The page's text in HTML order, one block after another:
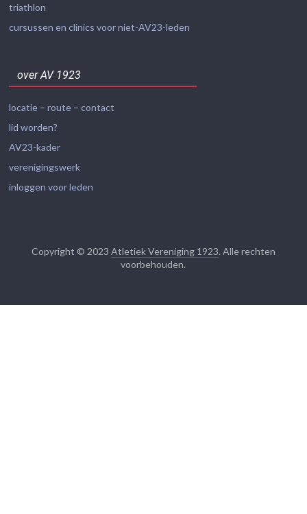
triathlon
cursussen en clinics voor niet-AV23-leden
over AV 1923
locatie – route – contact
lid worden?
AV23-kader
verenigingswerk
inloggen voor leden
Copyright © 2023 Atletiek Vereniging 1923. Alle rechten
voorbehouden.